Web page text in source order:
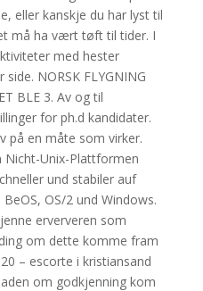
eller kanskje du har lyst til
må ha vært tøft til tider. I
med hester
NORSK FLYGNING
BLE 3. Av og til
for ph.d kandidater.
på en måte som virker.
Nicht-Unix-Plattformen
und stabiler auf
OS/2 und Windows.
erververen som
om dette komme fram
– escorte i kristiansand
om godkjenning kom